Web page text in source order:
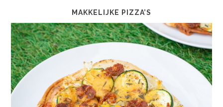
MAKKELIJKE PIZZA’S